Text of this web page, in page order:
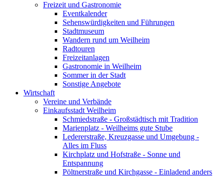
Freizeit und Gastronomie
Eventkalender
Sehenswürdigkeiten und Führungen
Stadtmuseum
Wandern rund um Weilheim
Radtouren
Freizeitanlagen
Gastronomie in Weilheim
Sommer in der Stadt
Sonstige Angebote
Wirtschaft
Vereine und Verbände
Einkaufsstadt Weilheim
Schmiedstraße - Großstädtisch mit Tradition
Marienplatz - Weilheims gute Stube
Ledererstraße, Kreuzgasse und Umgebung -
Alles im Fluss
Kirchplatz und Hofstraße - Sonne und
Entspannung
Pöltnerstraße und Kirchgasse - Einladend anders